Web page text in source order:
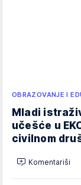
OBRAZOVANJE I
Mladi
učešće u
civilnom
Komentariši